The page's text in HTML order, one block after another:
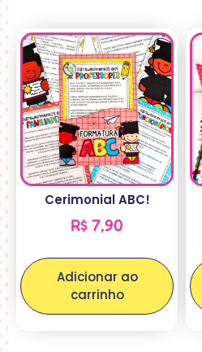
Cerimonial ABC!
R$ 7,90
Adicionar ao
carrinho